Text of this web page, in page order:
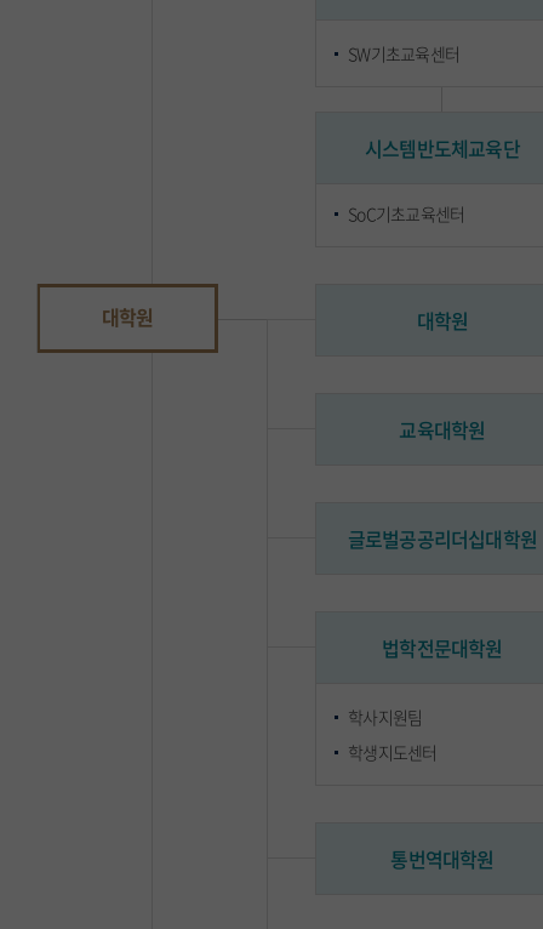
SW기초교육센터
시스템반도체교육단
SoC기초교육센터
대학원 대학원
교육대학원
글로벌공공리더십대학원
법학전문대학원
학사지원팀
학생지도센터
통번역대학원